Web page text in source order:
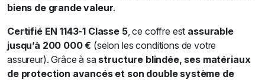
biens de grande valeur.
Certifié EN 1143-1 Classe 5, ce coffre est assurable
jusqu’à 200 000 € (selon les conditions de votre
assureur). Grâce à sa structure blindée, ses matériaux
de protection avancés et son double système de